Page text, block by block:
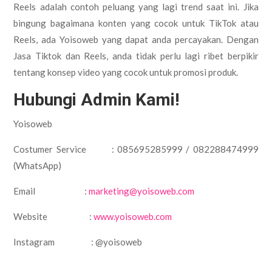
Reels adalah contoh peluang yang lagi trend saat ini. Jika
bingung bagaimana konten yang cocok untuk TikTok atau
Reels, ada Yoisoweb yang dapat anda percayakan. Dengan
Jasa Tiktok dan Reels, anda tidak perlu lagi ribet berpikir
tentang konsep video yang cocok untuk promosi produk.
Hubungi Admin Kami!
Yoisoweb
Costumer Service : 085695285999 / 082288474999
(WhatsApp)
Email :marketing@yoisoweb.com
Website : www.yoisoweb.com
Instagram : @yoisoweb